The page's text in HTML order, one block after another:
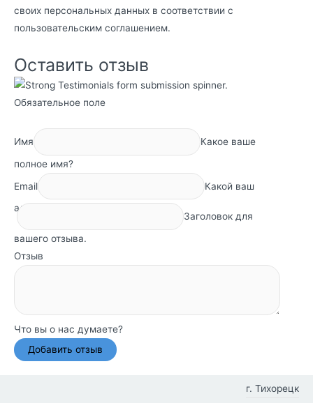
своих персональных данных в соответствии с
пользовательским соглашением.
Оставить отзыв
Обязательное поле
Имя
Какое ваше
полное имя?
Email
Какой ваш
адрес электронной почты?
Заголовок для
вашего отзыва.
Отзыв
Что вы о нас думаете?
г. Тихорецк